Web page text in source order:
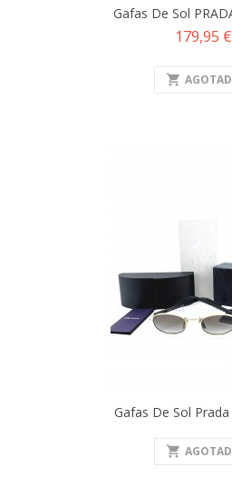
Gafas De Sol
Precio
179,95 €
shopping_cart
Gafas De Sol Prada
shopping_cart